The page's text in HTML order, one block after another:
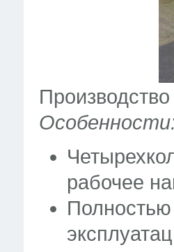
рабочее
Полностью